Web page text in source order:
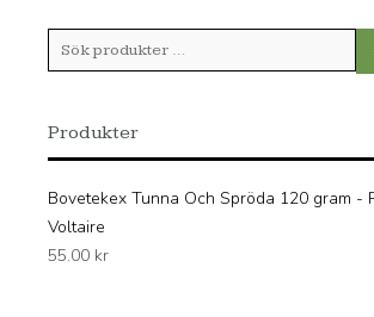
Produkter
Bovetekex Tunna Och Spröda 120 gram -
Voltaire
55.00 kr